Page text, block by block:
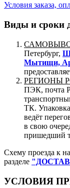
Условия заказа,
Виды и сроки
Петербург,
Мытищи,
РЕГИОНЫ
ПЭК, почта
ТК. Упаковка
ведёт
в свою
пришедший
Схему проезда к
разделе
УСЛОВИЯ